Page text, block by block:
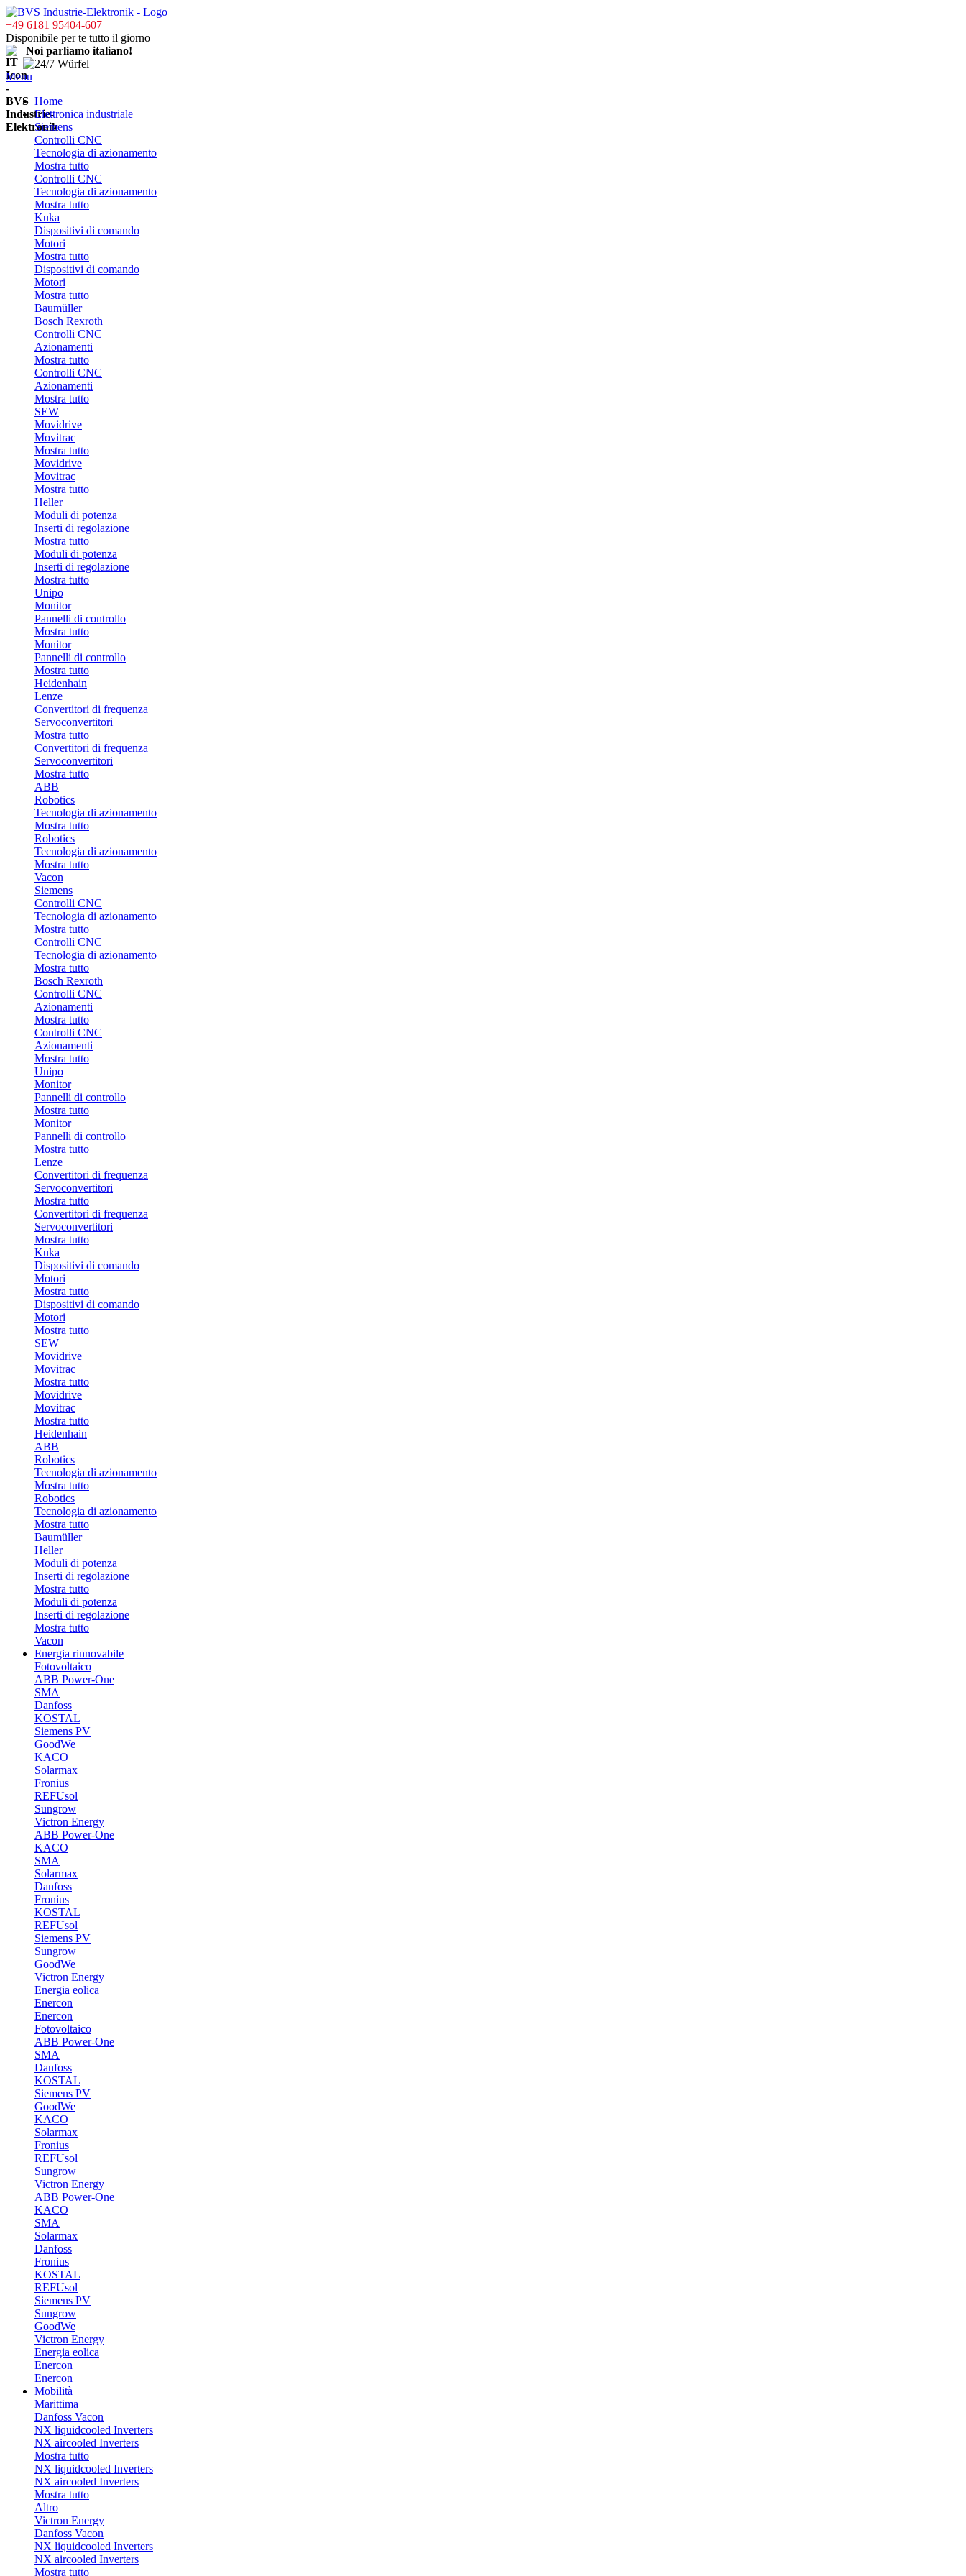
+49 6181 95404-607
Disponibile per te tutto il giorno
Noi parliamo italiano!
Menu
Home
Elettronica industriale
Siemens
Controlli CNC
Tecnologia di azionamento
Mostra tutto
Controlli CNC
Tecnologia di azionamento
Mostra tutto
Kuka
Dispositivi di comando
Motori
Mostra tutto
Dispositivi di comando
Motori
Mostra tutto
Baumüller
Bosch Rexroth
Controlli CNC
Azionamenti
Mostra tutto
Controlli CNC
Azionamenti
Mostra tutto
SEW
Movidrive
Movitrac
Mostra tutto
Movidrive
Movitrac
Mostra tutto
Heller
Moduli di potenza
Inserti di regolazione
Mostra tutto
Moduli di potenza
Inserti di regolazione
Mostra tutto
Unipo
Monitor
Pannelli di controllo
Mostra tutto
Monitor
Pannelli di controllo
Mostra tutto
Heidenhain
Lenze
Convertitori di frequenza
Servoconvertitori
Mostra tutto
Convertitori di frequenza
Servoconvertitori
Mostra tutto
ABB
Robotics
Tecnologia di azionamento
Mostra tutto
Robotics
Tecnologia di azionamento
Mostra tutto
Vacon
Siemens
Controlli CNC
Tecnologia di azionamento
Mostra tutto
Controlli CNC
Tecnologia di azionamento
Mostra tutto
Bosch Rexroth
Controlli CNC
Azionamenti
Mostra tutto
Controlli CNC
Azionamenti
Mostra tutto
Unipo
Monitor
Pannelli di controllo
Mostra tutto
Monitor
Pannelli di controllo
Mostra tutto
Lenze
Convertitori di frequenza
Servoconvertitori
Mostra tutto
Convertitori di frequenza
Servoconvertitori
Mostra tutto
Kuka
Dispositivi di comando
Motori
Mostra tutto
Dispositivi di comando
Motori
Mostra tutto
SEW
Movidrive
Movitrac
Mostra tutto
Movidrive
Movitrac
Mostra tutto
Heidenhain
ABB
Robotics
Tecnologia di azionamento
Mostra tutto
Robotics
Tecnologia di azionamento
Mostra tutto
Baumüller
Heller
Moduli di potenza
Inserti di regolazione
Mostra tutto
Moduli di potenza
Inserti di regolazione
Mostra tutto
Vacon
Energia rinnovabile
Fotovoltaico
ABB Power-One
SMA
Danfoss
KOSTAL
Siemens PV
GoodWe
KACO
Solarmax
Fronius
REFUsol
Sungrow
Victron Energy
ABB Power-One
KACO
SMA
Solarmax
Danfoss
Fronius
KOSTAL
REFUsol
Siemens PV
Sungrow
GoodWe
Victron Energy
Energia eolica
Enercon
Enercon
Fotovoltaico
ABB Power-One
SMA
Danfoss
KOSTAL
Siemens PV
GoodWe
KACO
Solarmax
Fronius
REFUsol
Sungrow
Victron Energy
ABB Power-One
KACO
SMA
Solarmax
Danfoss
Fronius
KOSTAL
REFUsol
Siemens PV
Sungrow
GoodWe
Victron Energy
Energia eolica
Enercon
Enercon
Mobilità
Marittima
Danfoss Vacon
NX liquidcooled Inverters
NX aircooled Inverters
Mostra tutto
NX liquidcooled Inverters
NX aircooled Inverters
Mostra tutto
Altro
Victron Energy
Danfoss Vacon
NX liquidcooled Inverters
NX aircooled Inverters
Mostra tutto